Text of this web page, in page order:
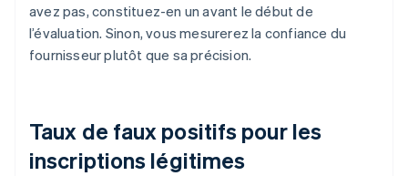
avez pas, constituez-en un avant le début de
l’évaluation. Sinon, vous mesurerez la confiance du
fournisseur plutôt que sa précision.
Taux de faux positifs pour les
inscriptions légitimes